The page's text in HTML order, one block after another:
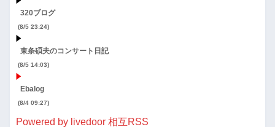
320ブログ
(8/5 23:24)
東条碩夫のコンサート日記
(8/5 14:03)
Ebalog
(8/4 09:27)
Powered by livedoor 相互RSS